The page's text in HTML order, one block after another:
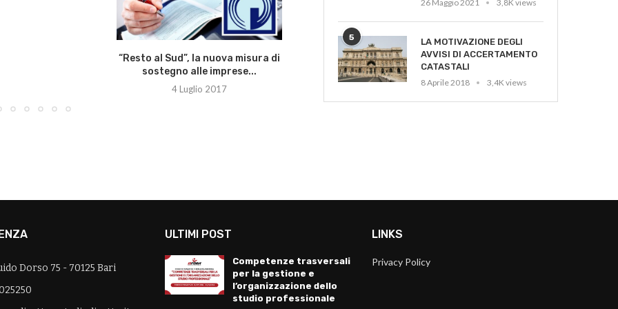
“Resto al Sud”, la nuova misura di
sostegno alle imprese...
4 Luglio 2017
In vigore da oggi i nuovi
adempimenti antiriciclaggio
CONVENZIONE
26 Maggio 2021
3,8K views
5
LA MOTIVAZIONE DEGLI
AVVISI DI ACCERTAMENTO
CATASTALI
8 Aprile 2018
3,4K views
Dorso 75 - 70125 Bari
ULTIMI POST
Competenze trasversali
per la gestione e
l’organizzazione dello
studio professionale
LINKS
Privacy Policy